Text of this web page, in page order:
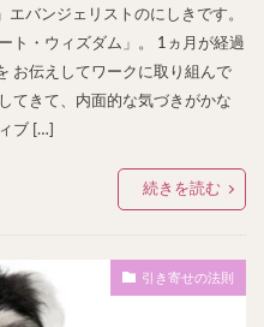
バンジェリストのにしきです。
ト・ウィズダム」。 1ヵ月が経過
お伝えしてワークに取り組んで
てきて、内面的な気づきがかな
ブ […]
続きを読む
引き寄せの法則